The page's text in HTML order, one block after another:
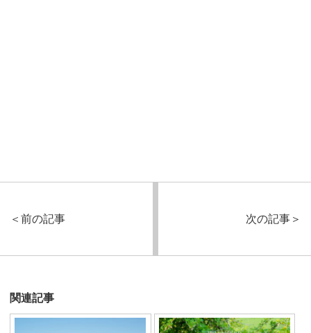
＜ 前の記事 次の記事 ＞
関連記事